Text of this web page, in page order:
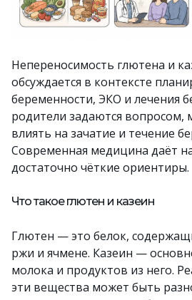
Непереносимость глютена и
обсуждается в контексте
беременности, ЭКО и лечения
родители задаются вопросом,
влиять на зачатие и течение
Современная медицина даёт
достаточно чёткие ориентиры.
Что такое глютен и казеин
Глютен — это белок,
ржи и ячмене. Казеин —
молока и продуктов из него.
эти вещества может быть